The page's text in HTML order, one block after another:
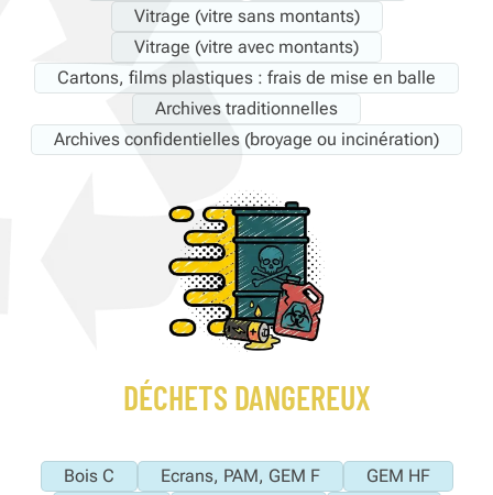
Vitrage (vitre sans montants)
Vitrage (vitre avec montants)
Cartons, films plastiques : frais de mise en balle
Archives traditionnelles
Archives confidentielles (broyage ou incinération)
DÉCHETS DANGEREUX
Bois C Ecrans, PAM, GEM F
GEM HF